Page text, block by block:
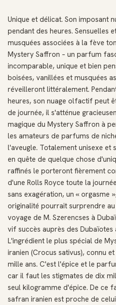
Unique et délicat. Son imposant
pendant des heures. Sensuelles
musquées associées à la fève
Mystery Saffron – un parfum
incomparable, unique et bien
boisées, vanillées et musquées
réveilleront littéralement.
heures, son nuage olfactif peut
de journée, il s'atténue
magique du Mystery Saffron à
les amateurs de parfums de
l'aveugle. Totalement unisexe et
en quête de quelque chose
raffinés le porteront fièrement
d'une Rolls Royce toute la
sans exagération, un « orgasme
originalité pourrait surprendre
voyage de M. Szerencses à
vif succès auprès des Dubaïotes
L'ingrédient le plus spécial de
iranien (Crocus sativus), connu
mille ans. C'est l'épice et le
car il faut les stigmates de dix
seul kilogramme d'épice. De ce
safran iranien est proche de